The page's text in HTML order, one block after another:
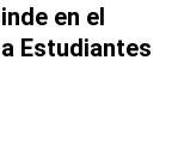
en el
Estudiantes